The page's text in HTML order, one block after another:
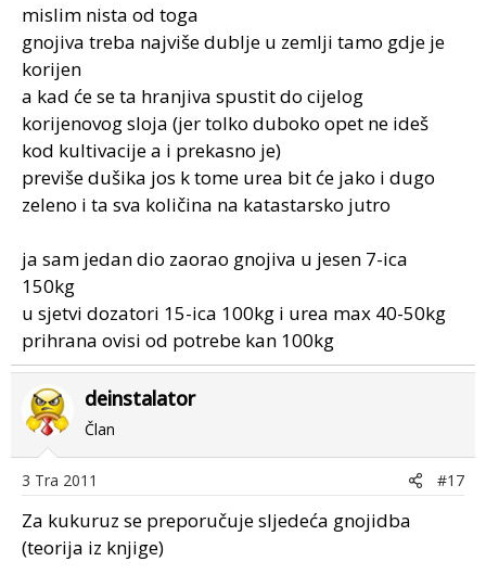
mislim nista od toga
gnojiva treba najviše dublje u zemlji tamo gdje je
korijen
a kad će se ta hranjiva spustit do cijelog
korijenovog sloja (jer tolko duboko opet ne ideš
kod kultivacije a i prekasno je)
previše dušika jos k tome urea bit će jako i dugo
zeleno i ta sva količina na katastarsko jutro
ja sam jedan dio zaorao gnojiva u jesen 7-ica
150kg
u sjetvi dozatori 15-ica 100kg i urea max 40-50kg
prihrana ovisi od potrebe kan 100kg
deinstalator
Član
3 Tra 2011 #17
Za kukuruz se preporučuje sljedeća gnojidba
(teorija iz knjige)